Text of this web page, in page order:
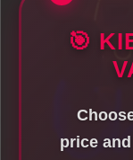
🎯
price